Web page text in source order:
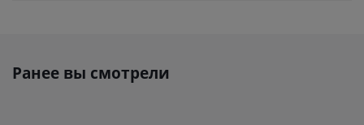
Ранее вы смотрели